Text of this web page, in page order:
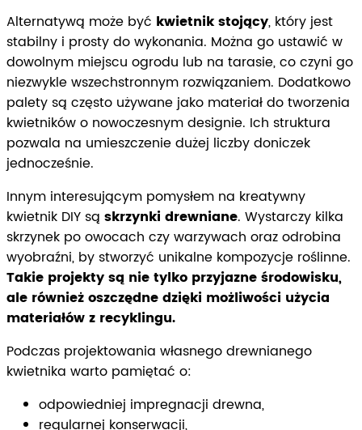
Alternatywą może być kwietnik stojący, który jest
stabilny i prosty do wykonania. Można go ustawić w
dowolnym miejscu ogrodu lub na tarasie, co czyni go
niezwykle wszechstronnym rozwiązaniem. Dodatkowo
palety są często używane jako materiał do tworzenia
kwietników o nowoczesnym designie. Ich struktura
pozwala na umieszczenie dużej liczby doniczek
jednocześnie.
Innym interesującym pomysłem na kreatywny
kwietnik DIY są skrzynki drewniane. Wystarczy kilka
skrzynek po owocach czy warzywach oraz odrobina
wyobraźni, by stworzyć unikalne kompozycje roślinne.
Takie projekty są nie tylko przyjazne środowisku,
ale również oszczędne dzięki możliwości użycia
materiałów z recyklingu.
Podczas projektowania własnego drewnianego
kwietnika warto pamiętać o:
odpowiedniej impregnacji drewna,
regularnej konserwacji,